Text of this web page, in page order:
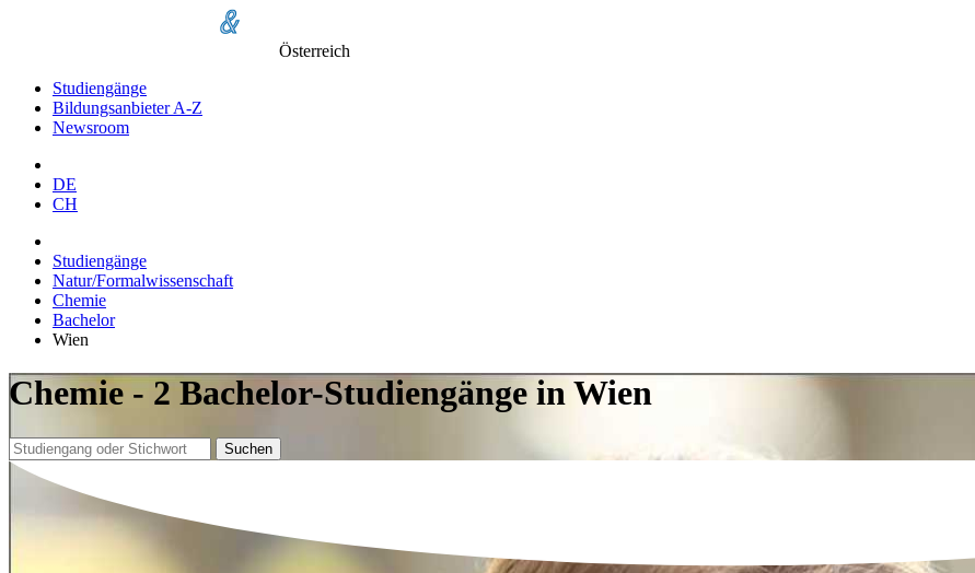
Österreich
Studiengänge
Bildungsanbieter A-Z
Newsroom
DE
CH
Studiengänge
Natur/Formalwissenschaft
Chemie
Bachelor
Wien
Chemie - 2 Bachelor-Studiengänge in Wien
Suchen